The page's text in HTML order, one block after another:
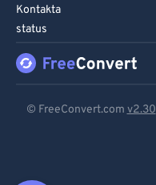
Kontakta
status
© FreeConvert.com v2.30